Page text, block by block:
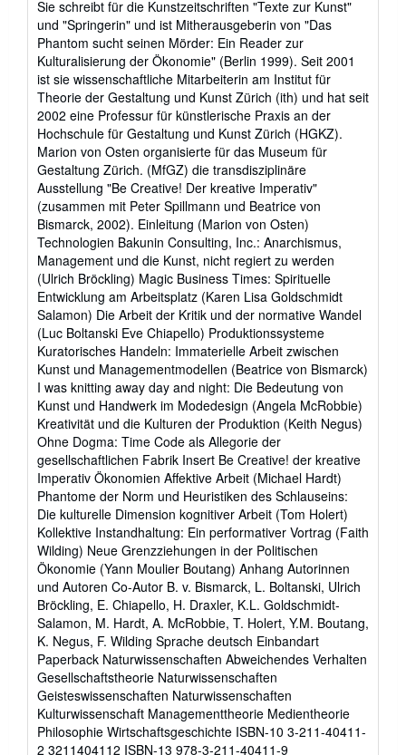
Sie schreibt für die Kunstzeitschriften "Texte zur Kunst"
und "Springerin" und ist Mitherausgeberin von "Das
Phantom sucht seinen Mörder: Ein Reader zur
Kulturalisierung der Ökonomie" (Berlin 1999). Seit 2001
ist sie wissenschaftliche Mitarbeiterin am Institut für
Theorie der Gestaltung und Kunst Zürich (ith) und hat seit
2002 eine Professur für künstlerische Praxis an der
Hochschule für Gestaltung und Kunst Zürich (HGKZ).
Marion von Osten organisierte für das Museum für
Gestaltung Zürich. (MfGZ) die transdisziplinäre
Ausstellung "Be Creative! Der kreative Imperativ"
(zusammen mit Peter Spillmann und Beatrice von
Bismarck, 2002). Einleitung (Marion von Osten)
Technologien Bakunin Consulting, Inc.: Anarchismus,
Management und die Kunst, nicht regiert zu werden
(Ulrich Bröckling) Magic Business Times: Spirituelle
Entwicklung am Arbeitsplatz (Karen Lisa Goldschmidt
Salamon) Die Arbeit der Kritik und der normative Wandel
(Luc Boltanski Eve Chiapello) Produktionssysteme
Kuratorisches Handeln: Immaterielle Arbeit zwischen
Kunst und Managementmodellen (Beatrice von Bismarck)
I was knitting away day and night: Die Bedeutung von
Kunst und Handwerk im Modedesign (Angela McRobbie)
Kreativität und die Kulturen der Produktion (Keith Negus)
Ohne Dogma: Time Code als Allegorie der
gesellschaftlichen Fabrik Insert Be Creative! der kreative
Imperativ Ökonomien Affektive Arbeit (Michael Hardt)
Phantome der Norm und Heuristiken des Schlauseins:
Die kulturelle Dimension kognitiver Arbeit (Tom Holert)
Kollektive Instandhaltung: Ein performativer Vortrag (Faith
Wilding) Neue Grenzziehungen in der Politischen
Ökonomie (Yann Moulier Boutang) Anhang Autorinnen
und Autoren Co-Autor B. v. Bismarck, L. Boltanski, Ulrich
Bröckling, E. Chiapello, H. Draxler, K.L. Goldschmidt-
Salamon, M. Hardt, A. McRobbie, T. Holert, Y.M. Boutang,
K. Negus, F. Wilding Sprache deutsch Einbandart
Paperback Naturwissenschaften Abweichendes Verhalten
Gesellschaftstheorie Naturwissenschaften
Geisteswissenschaften Naturwissenschaften
Kulturwissenschaft Managementtheorie Medientheorie
Philosophie Wirtschaftsgeschichte ISBN-10 3-211-40411-
2 3211404112 ISBN-13 978-3-211-40411-9